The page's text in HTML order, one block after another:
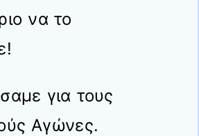
να το
για τους
Αγώνες.